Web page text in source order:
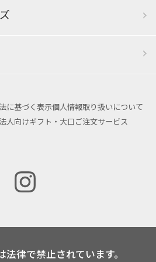
に基づく表示個人情報取り扱いについて
法人向けギフト・大口ご注文サービス
律で禁止されています。